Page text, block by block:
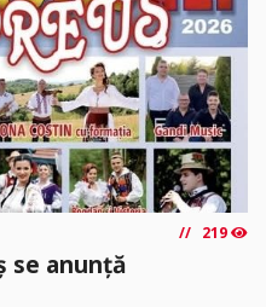
219
se anunță